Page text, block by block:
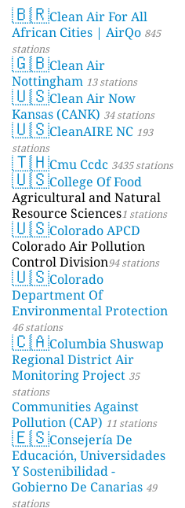
🇧🇷Clean Air For All
African Cities | AirQo 845
stations
🇬🇧Clean Air
Nottingham 13 stations
🇺🇸Clean Air Now
Kansas (CANK) 34 stations
🇺🇸CleanAIRE NC 193
stations
🇹🇭Cmu Ccdc 3435 stations
🇺🇸College Of Food
Agricultural and Natural
Resource Sciences1 stations
🇺🇸Colorado APCD
Colorado Air Pollution
Control Division94 stations
🇺🇸Colorado
Department Of
Environmental Protection
46 stations
🇨🇦Columbia Shuswap
Regional District Air
Monitoring Project 35
stations
Communities Against
Pollution (CAP) 11 stations
🇪🇸Consejería De
Educación, Universidades
Y Sostenibilidad -
Gobierno De Canarias 49
stations